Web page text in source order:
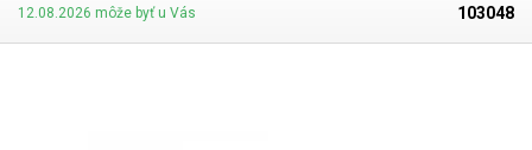
12.08.2026 môže byť u Vás
103048